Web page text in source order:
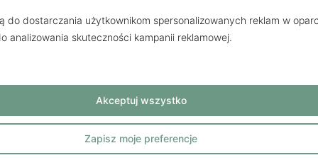
do dostarczania użytkownikom spersonalizowanych reklam w
analizowania skuteczności kampanii reklamowej.
Zapisz moje preferencje
Akceptuj wszystko